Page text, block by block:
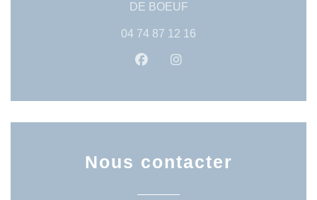
DE BOEUF((ouvre une nouvelle
04 74 87 12 16
Facebook ((ouvre une
Nous contacter